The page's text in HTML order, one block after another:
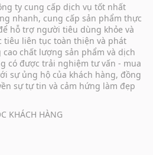
ty cung cấp dịch vụ tốt nhất
nhanh, cung cấp sản phẩm thực
hỗ trợ người tiêu dùng khỏe và
tiêu liên tục toàn thiện và phát
chất lượng sản phẩm và dịch
có được trải nghiệm tư vấn - mua
sự ủng hộ của khách hàng, đồng
sự tự tin và cảm hứng làm đẹp
KHÁCH HÀNG